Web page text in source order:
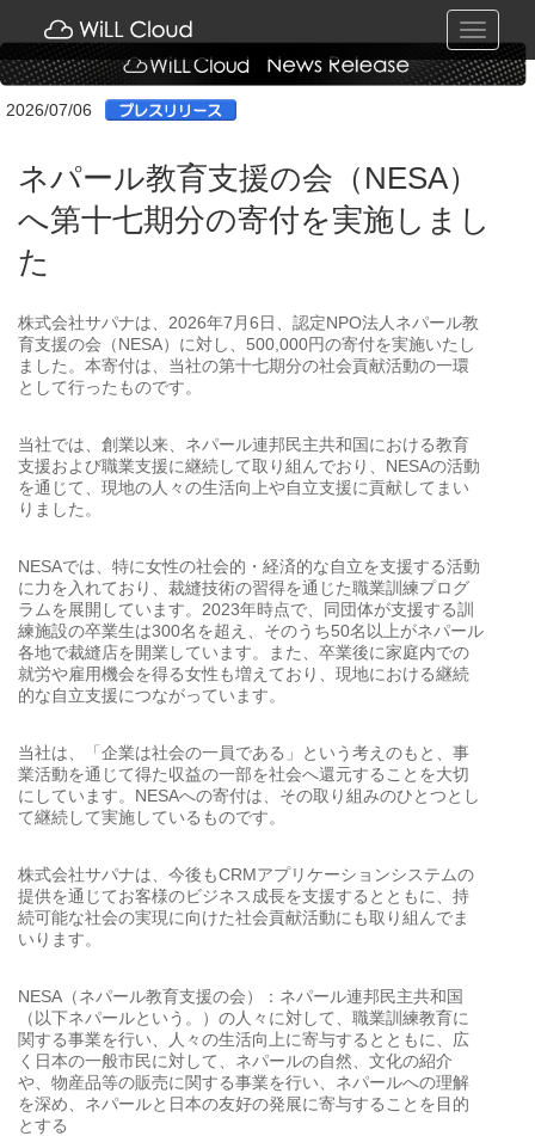
Toggle
2026/07/06
ネパール教育支援の会（NESA）
へ第十七期分の寄付を実施しまし
た
株式会社サパナは、2026年7月6日、認定NPO法人ネパール教
育支援の会（NESA）に対し、500,000円の寄付を実施いたし
ました。本寄付は、当社の第十七期分の社会貢献活動の一環
として行ったものです。
当社では、創業以来、ネパール連邦民主共和国における教育
支援および職業支援に継続して取り組んでおり、NESAの活動
を通じて、現地の人々の生活向上や自立支援に貢献してまい
りました。
NESAでは、特に女性の社会的・経済的な自立を支援する活動
に力を入れており、裁縫技術の習得を通じた職業訓練プログ
ラムを展開しています。2023年時点で、同団体が支援する訓
練施設の卒業生は300名を超え、そのうち50名以上がネパール
各地で裁縫店を開業しています。また、卒業後に家庭内での
就労や雇用機会を得る女性も増えており、現地における継続
的な自立支援につながっています。
当社は、「企業は社会の一員である」という考えのもと、事
業活動を通じて得た収益の一部を社会へ還元することを大切
にしています。NESAへの寄付は、その取り組みのひとつとし
て継続して実施しているものです。
株式会社サパナは、今後もCRMアプリケーションシステムの
提供を通じてお客様のビジネス成長を支援するとともに、持
続可能な社会の実現に向けた社会貢献活動にも取り組んでま
いります。
NESA（ネパール教育支援の会）：ネパール連邦民主共和国
（以下ネパールという。）の人々に対して、職業訓練教育に
関する事業を行い、人々の生活向上に寄与するとともに、広
く日本の一般市民に対して、ネパールの自然、文化の紹介
や、物産品等の販売に関する事業を行い、ネパールへの理解
を深め、ネパールと日本の友好の発展に寄与することを目的
とする